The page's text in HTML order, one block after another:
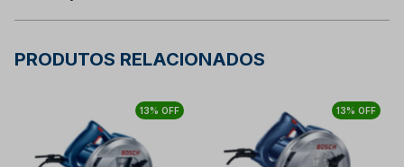
PRODUTOS RELACIONADOS
13% OFF 13% OFF